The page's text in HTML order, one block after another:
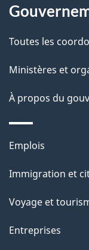
p
a
g
e
Toutes les
Ministères et
À propos du
Thèmes
sujets
Emplois
Immigration et
Voyage et
Entreprises